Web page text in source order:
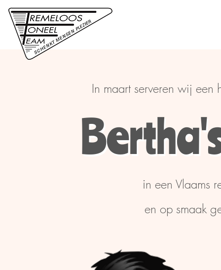
In maart serveren wij
in een Vlaams
en op smaak